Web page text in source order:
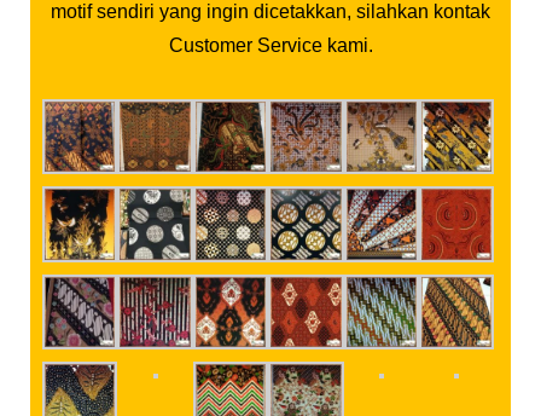
motif sendiri yang ingin dicetakkan, silahkan kontak
Customer Service kami.